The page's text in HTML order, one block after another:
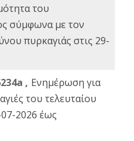
του
σύμφωνα με τον
πυρκαγιάς στις 29-
, Ενημέρωση για
του τελευταίου
2026 έως